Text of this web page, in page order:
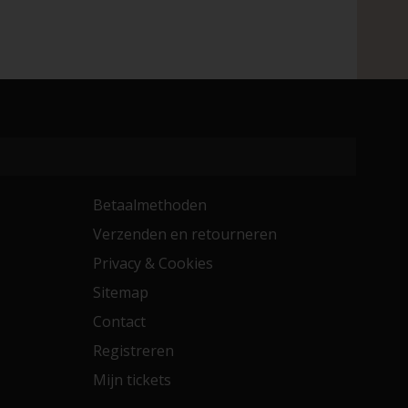
Betaalmethoden
Verzenden en retourneren
Privacy & Cookies
Sitemap
Contact
Registreren
Mijn tickets